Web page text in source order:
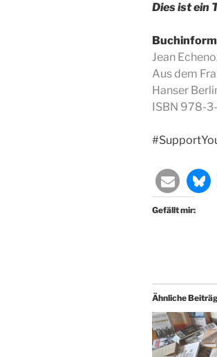
Dies ist ein
Jean
Aus dem
Hanser
ISBN 978-
Gefällt mir:
Ähnliche